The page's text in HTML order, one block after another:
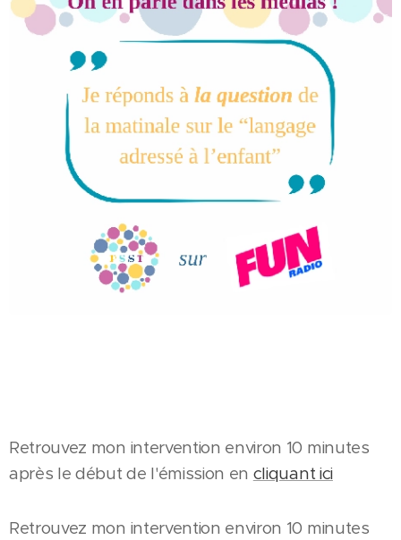
Retrouvez mon intervention environ 10 minutes
après le début de l'émission en cliquant ici
Retrouvez mon intervention environ 10 minutes